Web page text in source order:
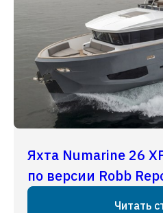
Яхта Numarine 26
по версии Robb
Читать